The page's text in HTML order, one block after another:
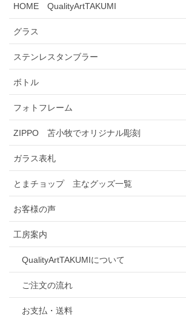
HOME QualityArtTAKUMI
グラス
ステンレスタンブラー
ボトル
フォトフレーム
ZIPPO 苫小牧でオリジナル彫刻
ガラス表札
とまチョップ 主なグッズ一覧
お客様の声
工房案内
QualityArtTAKUMIについて
ご注文の流れ
お支払・送料